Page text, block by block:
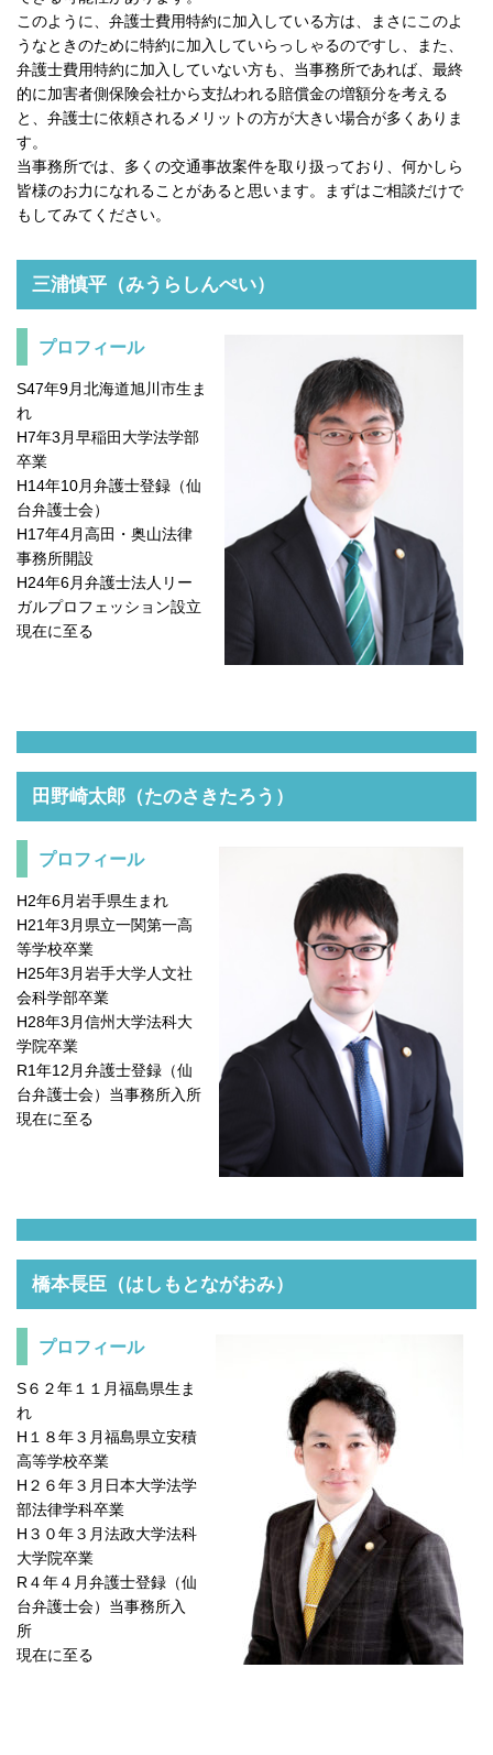
このように、弁護士費用特約に加入している方は、まさにこのよ
うなときのために特約に加入していらっしゃるのですし、また、
弁護士費用特約に加入していない方も、当事務所であれば、最終
的に加害者側保険会社から支払われる賠償金の増額分を考える
と、弁護士に依頼されるメリットの方が大きい場合が多くありま
す。
当事務所では、多くの交通事故案件を取り扱っており、何かしら
皆様のお力になれることがあると思います。まずはご相談だけで
もしてみてください。
三浦慎平（みうらしんぺい）
プロフィール
S47年9月北海道旭川市生ま
れ
H7年3月早稲田大学法学部
卒業
H14年10月弁護士登録（仙
台弁護士会）
H17年4月高田・奥山法律
事務所開設
H24年6月弁護士法人リー
ガルプロフェッション設立
現在に至る
田野崎太郎（たのさきたろう）
プロフィール
H2年6月岩手県生まれ
H21年3月県立一関第一高
等学校卒業
H25年3月岩手大学人文社
会科学部卒業
H28年3月信州大学法科大
学院卒業
R1年12月弁護士登録（仙
台弁護士会）当事務所入所
現在に至る
橋本長臣（はしもとながおみ）
プロフィール
S６２年１１月福島県生ま
れ
H１８年３月福島県立安積
高等学校卒業
H２６年３月日本大学法学
部法律学科卒業
H３０年３月法政大学法科
大学院卒業
R４年４月弁護士登録（仙
台弁護士会）当事務所入
所
現在に至る